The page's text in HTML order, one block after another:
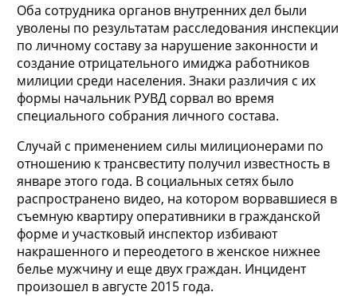
Оба сотрудника органов внутреннихдел были
уволены по результатам расследования инспекции
по личному составу за нарушение законности и
создание отрицательного имиджа работников
милиции среди населения. Знаки различия с их
формы начальник РУВД сорвал во время
специального собрания личного состава.
Случай с применением силы милиционерами по
отношению к трансвеститу получил известность в
январе этого года. В социальных сетях было
распространено видео, на котором ворвавшиеся в
съемную квартиру оперативники в гражданской
форме и участковый инспектор избивают
накрашенного и переодетого в женское нижнее
белье мужчину и еще двух граждан. Инцидент
произошел в августе 2015 года.